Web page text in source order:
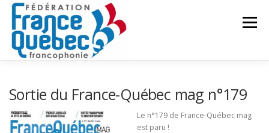
Aller
contenu
Menu
ACTUALITÉS CONGRÈS COMMUN
Sortie du France-Québec mag n°179
Le n°179 de France-Québec mag
est paru !